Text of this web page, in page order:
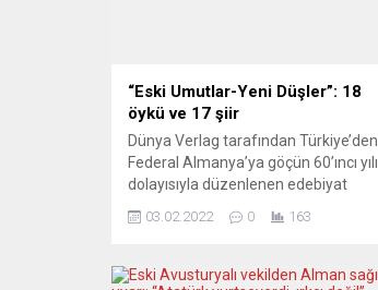
“Eski Umutlar-Yeni Düşler”: 18
öykü ve 17 şiir
Dünya Verlag tarafından Türkiye’den
Federal Almanya’ya göçün 60’ıncı yılı
dolayısıyla düzenlenen edebiyat
şiirlerin yer aldığı kitaplar iki dilde,
“Eski Umutlar-Yeni Düşler” (Alte
03.02.2022 0 163